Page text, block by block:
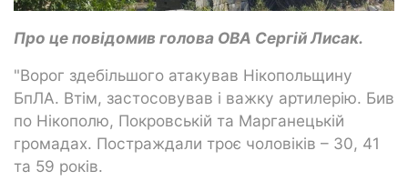
Про це повідомив голова ОВА Сергій Лисак.
"Ворог здебільшого атакував Нікопольщину
БпЛА. Втім, застосовував і важку артилерію. Бив
по Нікополю, Покровській та Марганецькій
громадах. Постраждали троє чоловіків – 30, 41
та 59 років.